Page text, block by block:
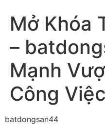
Mở Khóa
–
Mạnh
Công Việc
batdongsan44